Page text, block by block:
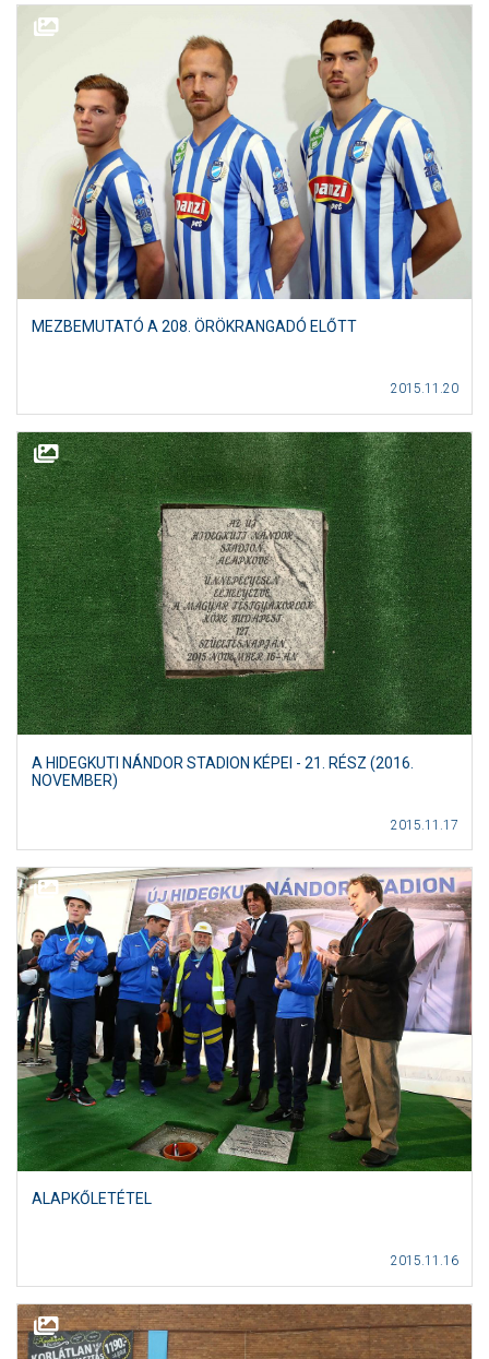
MEZBEMUTATÓ A 208. ÖRÖKRANGADÓ ELŐTT
2015.11.20
A HIDEGKUTI NÁNDOR STADION KÉPEI - 21. RÉSZ (2016.
NOVEMBER)
2015.11.17
ALAPKŐLETÉTEL
2015.11.16